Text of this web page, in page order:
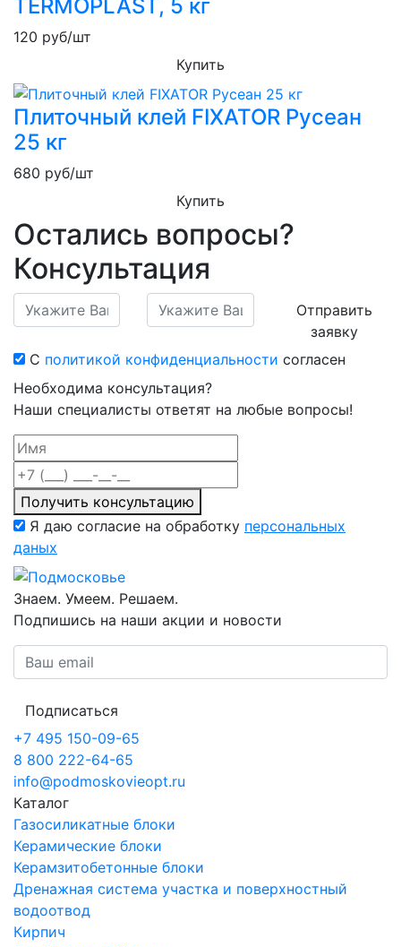
TERMOPLAST, 5 кг
120 руб/шт
Купить
Плиточный клей FIXATOR Русеан
25 кг
680 руб/шт
Купить
Остались вопросы?
Консультация
Отправить
заявку
С политикой конфиденциальности согласен
Необходима консультация?
Наши специалисты ответят на любые вопросы!
Получить консультацию
Я даю согласие на обработку персональных
даных
Знаем. Умеем. Решаем.
Подпишись на наши акции и новости
Подписаться
+7 495 150-09-65
8 800 222-64-65
info@podmoskovieopt.ru
Каталог
Газосиликатные блоки
Керамические блоки
Керамзитобетонные блоки
Дренажная система участка и поверхностный
водоотвод
Кирпич